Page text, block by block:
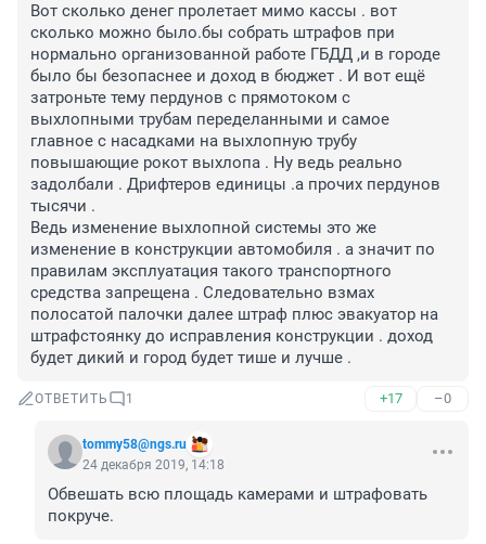
Вот сколько денег пролетает мимо кассы . вот
сколько можно было.бы собрать штрафов при
нормально организованной работе ГБДД ,и в городе
было бы безопаснее и доход в бюджет . И вот ещё
затроньте тему пердунов с прямотоком с
выхлопными трубам переделанными и самое
главное с насадками на выхлопную трубу
повышающие рокот выхлопа . Ну ведь реально
задолбали . Дрифтеров единицы .а прочих пердунов
тысячи .
Ведь изменение выхлопной системы это же
изменение в конструкции автомобиля . а значит по
правилам эксплуатация такого транспортного
средства запрещена . Следовательно взмах
полосатой палочки далее штраф плюс эвакуатор на
штрафстоянку до исправления конструкции . доход
будет дикий и город будет тише и лучше .
ОТВЕТИТЬ 1 +17 –0
tommy58@ngs.ru
24 декабря 2019, 14:18
Обвешать всю площадь камерами и штрафовать
покруче.